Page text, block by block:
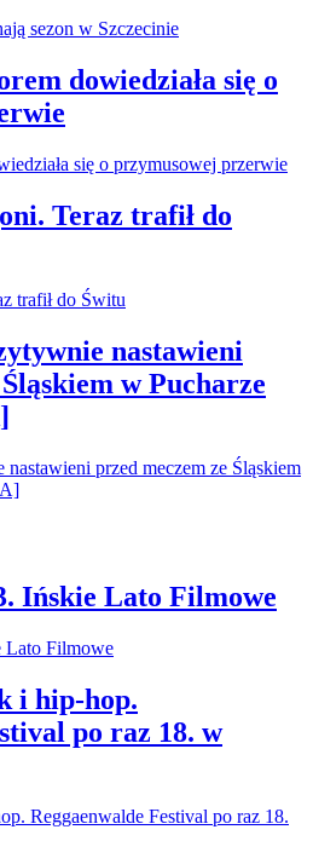
dowiedziała się o
Teraz trafił do
nastawieni
w Pucharze
Ińskie Lato Filmowe
i hip-hop.
po raz 18. w